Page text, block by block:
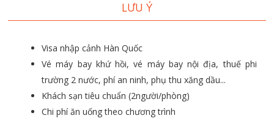
LƯU Ý
Visa nhập cảnh Hàn Quốc
Vé máy bay khứ hồi, vé máy bay nội địa, thuế phi
trường 2 nước, phí an ninh, phụ thu xăng dầu...
Khách sạn tiêu chuẩn (2người/phòng)
Chi phí ăn uống theo chương trình